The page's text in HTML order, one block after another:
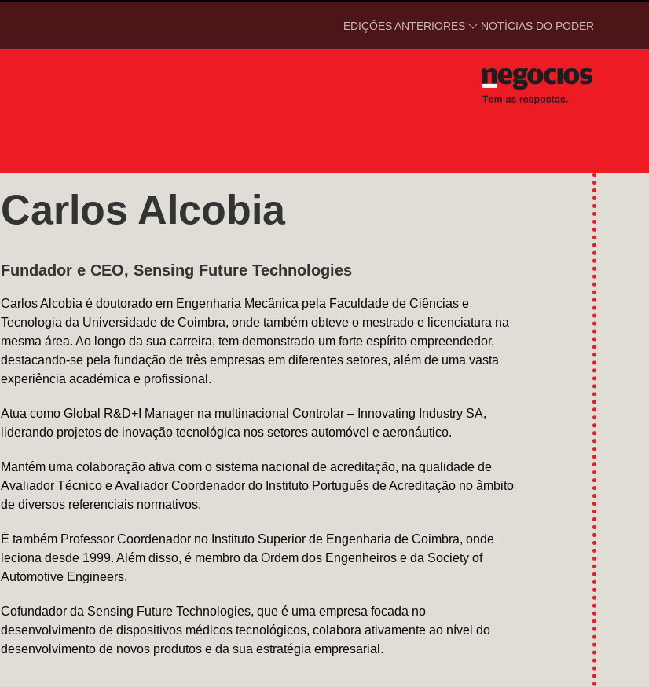
EDIÇÕES ANTERIORES NOTÍCIAS DO PODER
Carlos Alcobia
Fundador e CEO, Sensing Future Technologies
Carlos Alcobia é doutorado em Engenharia Mecânica pela Faculdade de Ciências e
Tecnologia da Universidade de Coimbra, onde também obteve o mestrado e licenciatura na
mesma área. Ao longo da sua carreira, tem demonstrado um forte espírito empreendedor,
destacando-se pela fundação de três empresas em diferentes setores, além de uma vasta
experiência académica e profissional.
Atua como Global R&D+I Manager na multinacional Controlar – Innovating Industry SA,
liderando projetos de inovação tecnológica nos setores automóvel e aeronáutico.
Mantém uma colaboração ativa com o sistema nacional de acreditação, na qualidade de
Avaliador Técnico e Avaliador Coordenador do Instituto Português de Acreditação no âmbito
de diversos referenciais normativos.
É também Professor Coordenador no Instituto Superior de Engenharia de Coimbra, onde
leciona desde 1999. Além disso, é membro da Ordem dos Engenheiros e da Society of
Automotive Engineers.
Cofundador da Sensing Future Technologies, que é uma empresa focada no
desenvolvimento de dispositivos médicos tecnológicos, colabora ativamente ao nível do
desenvolvimento de novos produtos e da sua estratégia empresarial.